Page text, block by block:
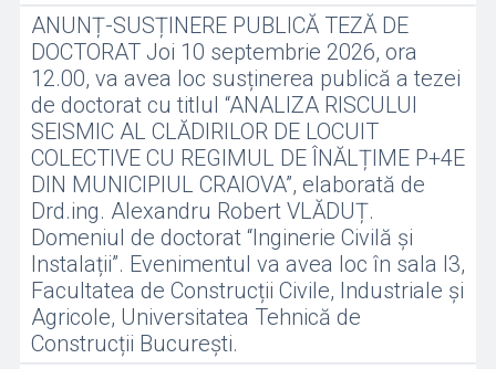
ANUNȚ-SUSȚINERE PUBLICĂ TEZĂ DE
DOCTORAT Joi 10 septembrie 2026, ora
12.00, va avea loc susținerea publică a tezei
de doctorat cu titlul “ANALIZA RISCULUI
SEISMIC AL CLĂDIRILOR DE LOCUIT
COLECTIVE CU REGIMUL DE ÎNĂLȚIME P+4E
DIN MUNICIPIUL CRAIOVA”, elaborată de
Drd.ing. Alexandru Robert VLĂDUȚ.
Domeniul de doctorat “Inginerie Civilă și
Instalații”. Evenimentul va avea loc în sala I3,
Facultatea de Construcții Civile, Industriale și
Agricole, Universitatea Tehnică de
Construcții București.